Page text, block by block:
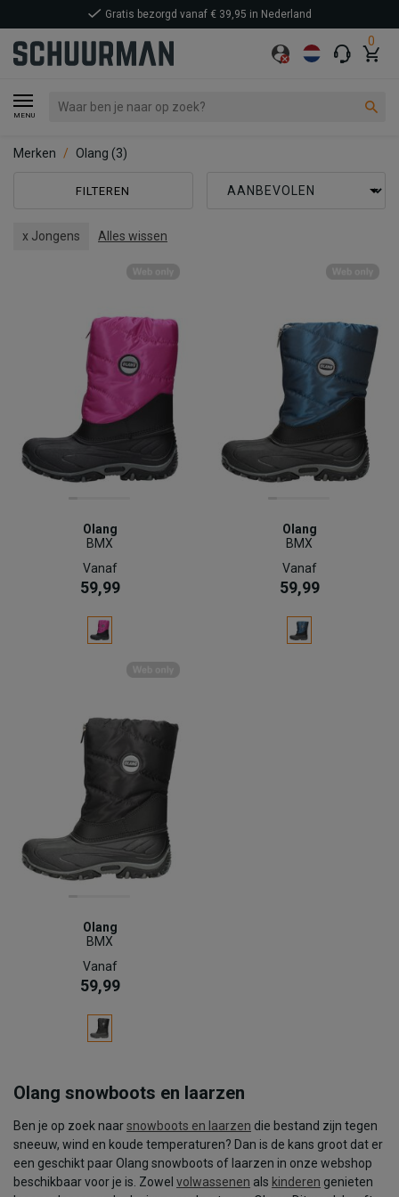
0
MENU
Gratis bezorgd vanaf € 39,95 in Nederland
Merken Olang (3)
FILTEREN
x Jongens Alles wissen
Olang
BMX
Vanaf
59,99
Olang
BMX
Vanaf
59,99
Olang
BMX
Vanaf
59,99
Olang snowboots en laarzen
Ben je op zoek naarsnowboots en laarzen die bestand zijn tegen
sneeuw, wind en koude temperaturen? Dan is de kans groot dat er
een geschikt paar Olang snowboots of laarzen in onze webshop
beschikbaar voor je is. Zowel volwassenen als kinderen genieten